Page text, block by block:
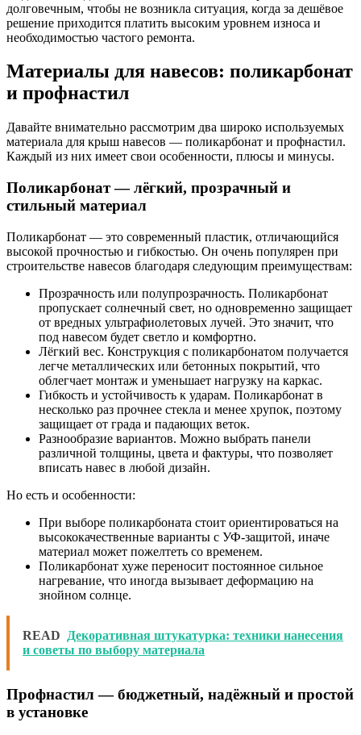
долговечным, чтобы не возникла ситуация, когда за дешёвое
решение приходится платить высоким уровнем износа и
необходимостью частого ремонта.
Материалы для навесов: поликарбонат
и профнастил
Давайте внимательно рассмотрим два широко используемых
материала для крыш навесов — поликарбонат и профнастил.
Каждый из них имеет свои особенности, плюсы и минусы.
Поликарбонат — лёгкий, прозрачный и
стильный материал
Поликарбонат — это современный пластик, отличающийся
высокой прочностью и гибкостью. Он очень популярен при
строительстве навесов благодаря следующим преимуществам:
Прозрачность или полупрозрачность. Поликарбонат
пропускает солнечный свет, но одновременно защищает
от вредных ультрафиолетовых лучей. Это значит, что
под навесом будет светло и комфортно.
Лёгкий вес. Конструкция с поликарбонатом получается
легче металлических или бетонных покрытий, что
облегчает монтаж и уменьшает нагрузку на каркас.
Гибкость и устойчивость к ударам. Поликарбонат в
несколько раз прочнее стекла и менее хрупок, поэтому
защищает от града и падающих веток.
Разнообразие вариантов. Можно выбрать панели
различной толщины, цвета и фактуры, что позволяет
вписать навес в любой дизайн.
Но есть и особенности:
При выборе поликарбоната стоит ориентироваться на
высококачественные варианты с УФ-защитой, иначе
материал может пожелтеть со временем.
Поликарбонат хуже переносит постоянное сильное
нагревание, что иногда вызывает деформацию на
знойном солнце.
READ
Декоративная штукатурка: техники нанесения
и советы по выбору материала
Профнастил — бюджетный, надёжный и простой
в установке